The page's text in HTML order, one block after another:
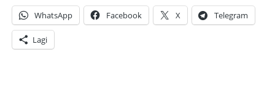
WhatsApp Facebook X Telegram
Lagi